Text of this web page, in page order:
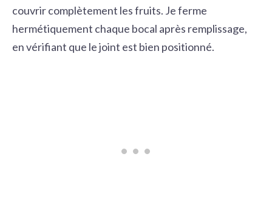
couvrir complètement les fruits. Je ferme
hermétiquement chaque bocal après remplissage,
en vérifiant que le joint est bien positionné.